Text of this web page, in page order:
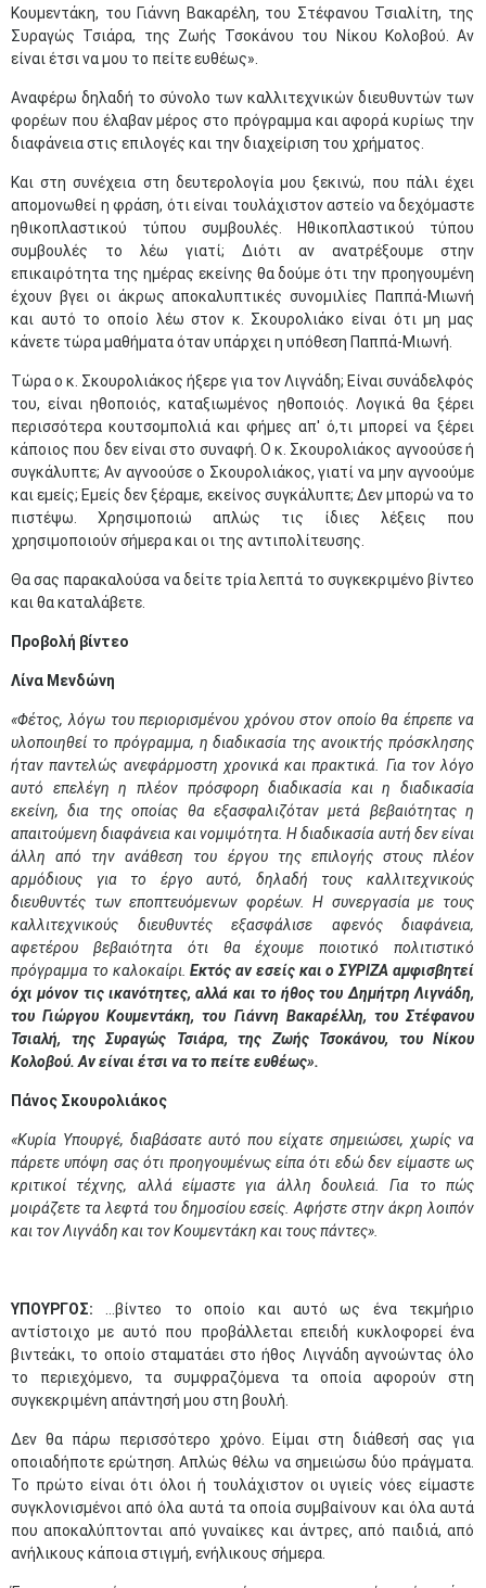
Κουμεντάκη, του Γιάννη Βακαρέλη, του Στέφανου Τσιαλίτη, της
Συραγώς Τσιάρα, της Ζωής Τσοκάνου του Νίκου Κολοβού. Αν
είναι έτσι να μου το πείτε ευθέως».
Αναφέρω δηλαδή το σύνολο των καλλιτεχνικών διευθυντών των
φορέων που έλαβαν μέρος στο πρόγραμμα και αφορά κυρίως την
διαφάνεια στις επιλογές και την διαχείριση του χρήματος.
Και στη συνέχεια στη δευτερολογία μου ξεκινώ, που πάλι έχει
απομονωθεί η φράση, ότι είναι τουλάχιστον αστείο να δεχόμαστε
ηθικοπλαστικού τύπου συμβουλές. Ηθικοπλαστικού τύπου
συμβουλές το λέω γιατί; Διότι αν ανατρέξουμε στην
επικαιρότητα της ημέρας εκείνης θα δούμε ότι την προηγουμένη
έχουν βγει οι άκρως αποκαλυπτικές συνομιλίες Παππά-Μιωνή
και αυτό το οποίο λέω στον κ. Σκουρολιάκο είναι ότι μη μας
κάνετε τώρα μαθήματα όταν υπάρχει η υπόθεση Παππά-Μιωνή.
Τώρα ο κ. Σκουρολιάκος ήξερε για τον Λιγνάδη; Είναι συνάδελφός
του, είναι ηθοποιός, καταξιωμένος ηθοποιός. Λογικά θα ξέρει
περισσότερα κουτσομπολιά και φήμες απ' ό,τι μπορεί να ξέρει
κάποιος που δεν είναι στο συναφή. Ο κ. Σκουρολιάκος αγνοούσε ή
συγκάλυπτε; Αν αγνοούσε ο Σκουρολιάκος, γιατί να μην αγνοούμε
και εμείς; Εμείς δεν ξέραμε, εκείνος συγκάλυπτε; Δεν μπορώ να το
πιστέψω. Χρησιμοποιώ απλώς τις ίδιες λέξεις που
χρησιμοποιούν σήμερα και οι της αντιπολίτευσης.
Θα σας παρακαλούσα να δείτε τρία λεπτά το συγκεκριμένο βίντεο
και θα καταλάβετε.
Προβολή βίντεο
Λίνα Μενδώνη
«Φέτος, λόγω του περιορισμένου χρόνου στον οποίο θα έπρεπε να
υλοποιηθεί το πρόγραμμα, η διαδικασία της ανοικτής πρόσκλησης
ήταν παντελώς ανεφάρμοστη χρονικά και πρακτικά. Για τον λόγο
αυτό επελέγη η πλέον πρόσφορη διαδικασία και η διαδικασία
εκείνη, δια της οποίας θα εξασφαλιζόταν μετά βεβαιότητας η
απαιτούμενη διαφάνεια και νομιμότητα. Η διαδικασία αυτή δεν είναι
άλλη από την ανάθεση του έργου της επιλογής στους πλέον
αρμόδιους για το έργο αυτό, δηλαδή τους καλλιτεχνικούς
διευθυντές των εποπτευόμενων φορέων. Η συνεργασία με τους
καλλιτεχνικούς διευθυντές εξασφάλισε αφενός διαφάνεια,
αφετέρου βεβαιότητα ότι θα έχουμε ποιοτικό πολιτιστικό
πρόγραμμα το καλοκαίρι.Εκτός αν εσείς και ο ΣΥΡΙΖΑ αμφισβητεί
όχι μόνον τις ικανότητες, αλλά και το ήθος του Δημήτρη Λιγνάδη,
του Γιώργου Κουμεντάκη, του Γιάννη Βακαρέλλη, του Στέφανου
Τσιαλή, της Συραγώς Τσιάρα, της Ζωής Τσοκάνου, του Νίκου
Κολοβού. Αν είναι έτσι να το πείτε ευθέως».
Πάνος Σκουρολιάκος
«Κυρία Υπουργέ, διαβάσατε αυτό που είχατε σημειώσει, χωρίς να
πάρετε υπόψη σας ότι προηγουμένως είπα ότι εδώ δεν είμαστε ως
κριτικοί τέχνης, αλλά είμαστε για άλλη δουλειά. Για το πώς
μοιράζετε τα λεφτά του δημοσίου εσείς. Αφήστε στην άκρη λοιπόν
και τον Λιγνάδη και τον Κουμεντάκη και τους πάντες».
ΥΠΟΥΡΓΟΣ: …βίντεο το οποίο και αυτό ως ένα τεκμήριο
αντίστοιχο με αυτό που προβάλλεται επειδή κυκλοφορεί ένα
βιντεάκι, το οποίο σταματάει στο ήθος Λιγνάδη αγνοώντας όλο
το περιεχόμενο, τα συμφραζόμενα τα οποία αφορούν στη
συγκεκριμένη απάντησή μου στη βουλή.
Δεν θα πάρω περισσότερο χρόνο. Είμαι στη διάθεσή σας για
οποιαδήποτε ερώτηση. Απλώς θέλω να σημειώσω δύο πράγματα.
Το πρώτο είναι ότι όλοι ή τουλάχιστον οι υγιείς νόες είμαστε
συγκλονισμένοι από όλα αυτά τα οποία συμβαίνουν και όλα αυτά
που αποκαλύπτονται από γυναίκες και άντρες, από παιδιά, από
ανήλικους κάποια στιγμή, ενήλικους σήμερα.